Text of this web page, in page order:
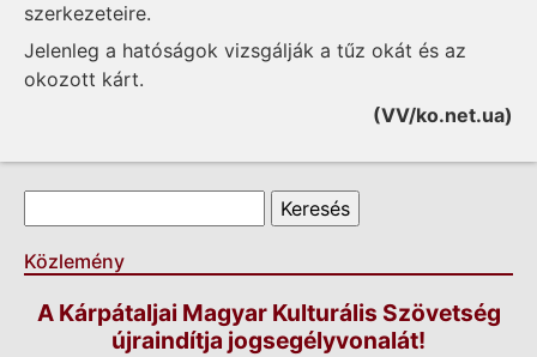
szerkezeteire.
Jelenleg a hatóságok vizsgálják a tűz okát és az
okozott kárt.
(VV/ko.net.ua)
Keresés űrlap
Közlemény
A Kárpátaljai Magyar Kulturális Szövetség
újraindítja jogsegélyvonalát!